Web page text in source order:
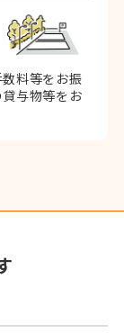
料等をお振
与物等をお